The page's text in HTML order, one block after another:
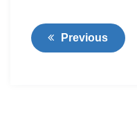
Previous